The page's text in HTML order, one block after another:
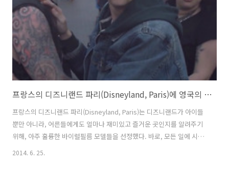
네 안터지네, 플래시가 있네 없네로 논쟁을 벌이고 있는 중..
프랑스의 디즈니랜드 파리(Disneyland, Paris)에 영국의 불량배들이 나타났다! - 디즈니랜드 파리(Disneyland Paris)의 바이럴 필름, '나쁜 녀석들(Bad Boys)'편 [한글자막]
프랑스의 디즈니랜드 파리(Disneyland, Paris)는 디즈니랜드가 아이들
뿐만 아니라, 어른들에게도 얼마나 재미있고 즐거운 곳인지를 알려주기
위해, 아주 훌륭한 바이럴필름 모델들을 선정했다. 바로, 모든 일에 시큰
둥하고, 삐딱하고, 껄렁껄렁하게 구는 가죽 자켓에 온 몸에 문신을 두른
2014. 6. 25.